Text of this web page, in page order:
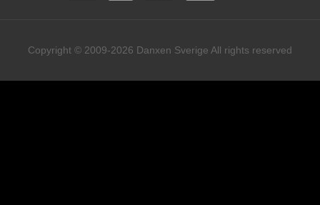
Copyright © 2009-2026 Danxen Sverige All rights reserved